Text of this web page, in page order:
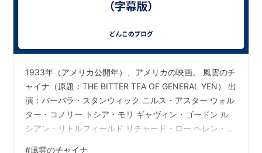
教授と美女 [DVD]
発売日:2007/06/25
メディア:DVD
この商品を含むブログ (5件) を見る
深夜の告白 [DVD] FRT-118
1933年（アメリカ公開年）、アメリカの映画。 風雲のチ
ャイナ（原題：THE BITTER TEA OF GENERAL YEN） 出
演：バーバラ・スタンウィック ニルス・アスター ウォル
ター・コノリー トシア・モリ ギャヴィン・ゴードン ル
シアン・リトルフィールド リチャード・ロー ヘレン・ジ
#風雲のチャイナ